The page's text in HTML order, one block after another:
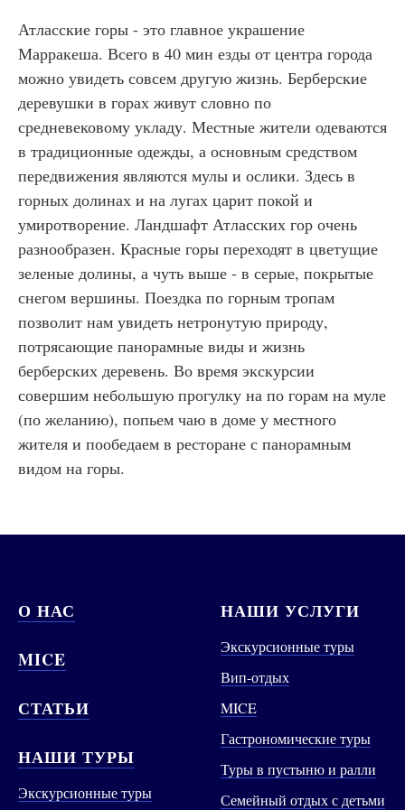
Атласские горы - это главное украшение
Марракеша. Всего в 40 мин езды от центра города
можно увидеть совсем другую жизнь. Берберские
деревушки в горах живут словно по
средневековому укладу. Местные жители одеваются
в традиционные одежды, а основным средством
передвижения являются мулы и ослики. Здесь в
горных долинах и на лугах царит покой и
умиротворение. Ландшафт Атласских гор очень
разнообразен. Красные горы переходят в цветущие
зеленые долины, а чуть выше - в серые, покрытые
снегом вершины. Поездка по горным тропам
позволит нам увидеть нетронутую природу,
потрясающие панорамные виды и жизнь
берберских деревень. Во время экскурсии
совершим небольшую прогулку на по горам на муле
(по желанию), попьем чаю в доме у местного
жителя и пообедаем в ресторане с панорамным
видом на горы.
О НАС
MICE
СТАТЬИ
НАШИ ТУРЫ
Экскурсионные туры
НАШИ УСЛУГИ
Экскурсионные туры
Вип-отдых
MICE
Гастрономические туры
Туры в пустыню и ралли
Семейный отдых с детьми